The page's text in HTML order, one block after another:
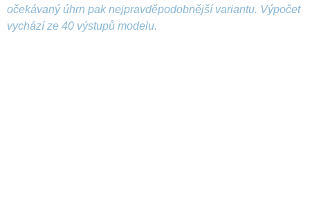
očekávaný úhrn pak nejpravděpodobnější variantu. Výpočet
vychází ze 40 výstupů modelu.